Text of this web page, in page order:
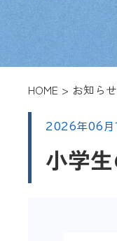
HOME お知らせ
2026年06月
小学